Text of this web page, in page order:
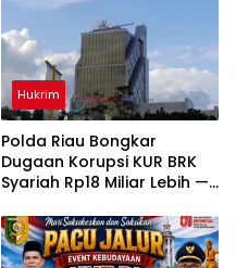
Hukrim
Polda Riau Bongkar
Dugaan Korupsi KUR BRK
Syariah Rp18 Miliar Lebih —
Dijerat